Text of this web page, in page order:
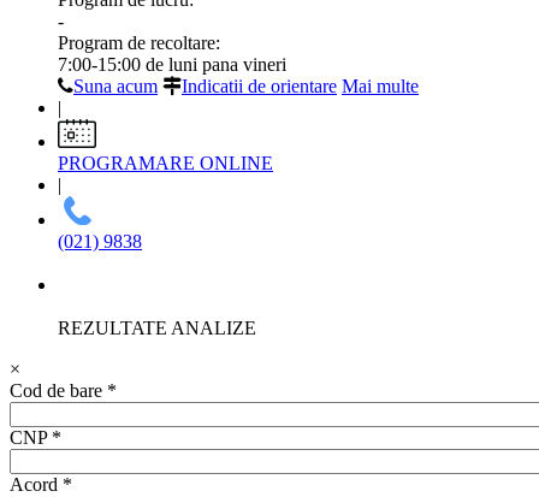
-
Program de recoltare:
7:00-15:00 de luni pana vineri
Suna acum
Indicatii de orientare Mai multe
|
PROGRAMARE ONLINE
|
(021) 9838
REZULTATE ANALIZE
×
Cod de bare *
CNP *
Acord *